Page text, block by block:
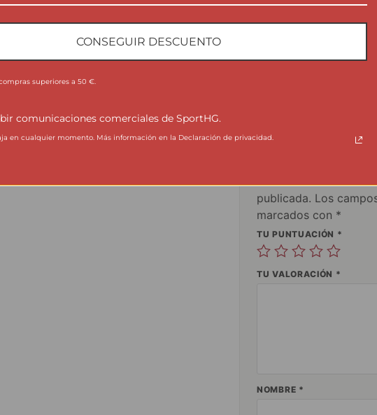
elegir mejor
talla la prenda, cómo se comporta en
de actividad funciona mejor.
Después de tu
para valorar el
Sé el primero
Malla corta
Tu dirección de
publicada. Los
marcados con *
TU PUNTUACIÓN *
TU VALORACIÓN *
NOMBRE *
CONSEGUIR DESCUENTO
superiores a 50 €.
comunicaciones comerciales de SportHG.
en cualquier momento. Más información en la Declaración de privacidad.